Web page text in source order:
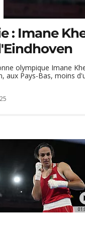
: Imane
olympique Imane
aux Pays-Bas, moins